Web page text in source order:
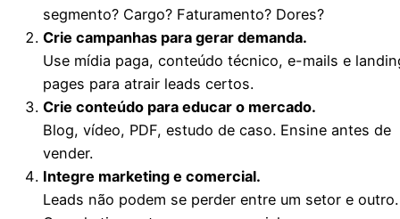
segmento? Cargo? Faturamento? Dores?
Crie campanhas para gerar demanda.
Use mídia paga, conteúdo técnico, e-mails e
pages para atrair leads certos.
Crie conteúdo para educar o mercado.
Blog, vídeo, PDF, estudo de caso. Ensine antes de
vender.
Integre marketing e comercial.
Leads não podem se perder entre um setor e outro.